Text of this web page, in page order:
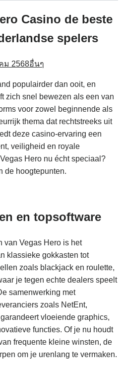
Casino de beste
spelers
ม 2568อื่นๆ
populairder dan ooit, en
zich snel bewezen als een van
voor zowel beginnende als
thema dat rechtstreeks uit
deze casino-ervaring een
veiligheid en royale
Hero nu écht speciaal?
de hoogtepunten.
en topsoftware
van Vegas Hero is het
klassieke gokkasten tot
zoals blackjack en roulette,
je tegen echte dealers speelt
samenwerking met
zoals NetEnt,
vloeiende graphics,
functies. Of je nu houdt
frequente kleine winsten, de
om je urenlang te vermaken.